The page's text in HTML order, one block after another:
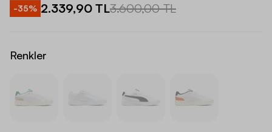
-35% 2.339,90 TL3.600,00 TL
Renkler